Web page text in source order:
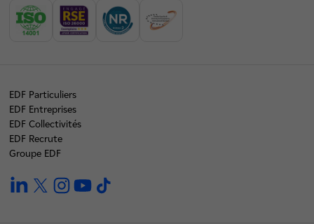
EDF Particuliers
EDF Entreprises
EDF Collectivités
EDF Recrute
Groupe EDF
linkedintwitterinstagramyoutube